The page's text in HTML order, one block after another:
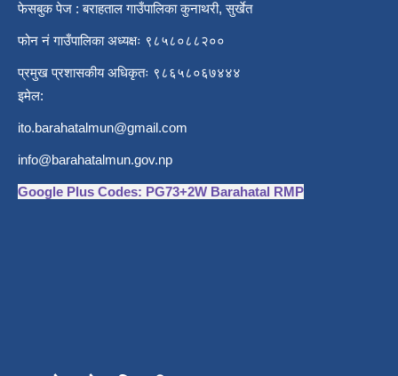
फेसबुक पेज : बराहताल गाउँपालिका कुनाथरी, सुर्खेत
फोन नं गाउँपालिका अध्यक्षः ९८५८०८८२००
प्रमुख प्रशासकीय अधिकृतः ९८६५८०६७४४४
इमेल:
ito.barahatalmun@gmail.com
info@barahatalmun.gov.np
Google Plus Codes: PG73+2W Barahatal RMP